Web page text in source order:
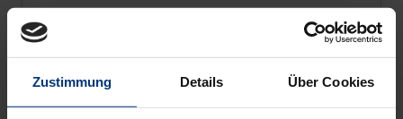
Zustimmung Details Über Cookies